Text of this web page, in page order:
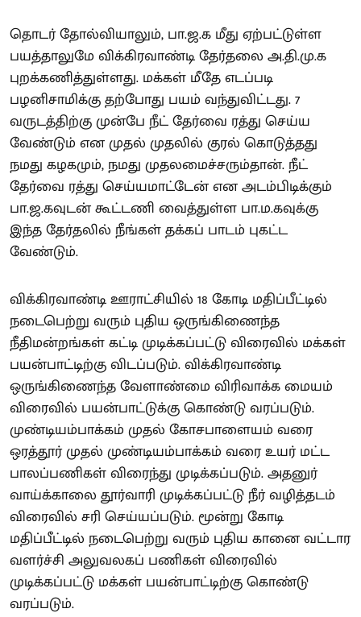
தொடர் தோல்வியாலும், பா.ஜ.க மீது ஏற்பட்டுள்ள
பயத்தாலுமே விக்கிரவாண்டி தேர்தலை அ.தி.மு.க
புறக்கணித்துள்ளது. மக்கள் மீதே எடப்படி
பழனிசாமிக்கு தற்போது பயம் வந்துவிட்டது. 7
வருடத்திற்கு முன்பே நீட் தேர்வை ரத்து செய்ய
வேண்டும் என முதல் முதலில் குரல் கொடுத்தது
நமது கழகமும், நமது முதலமைச்சரும்தான். நீட்
தேர்வை ரத்து செய்யமாட்டேன் என அடம்பிடிக்கும்
பா.ஜ.கவுடன் கூட்டணி வைத்துள்ள பா.ம.கவுக்கு
இந்த தேர்தலில் நீங்கள் தக்கப் பாடம் புகட்ட
வேண்டும்.
விக்கிரவாண்டி ஊராட்சியில் 18 கோடி மதிப்பீட்டில்
நடைபெற்று வரும் புதிய ஒருங்கிணைந்த
நீதிமன்றங்கள் கட்டி முடிக்கப்பட்டு விரைவில் மக்கள்
பயன்பாட்டிற்கு விடப்படும். விக்கிரவாண்டி
ஒருங்கிணைந்த வேளாண்மை விரிவாக்க மையம்
விரைவில் பயன்பாட்டுக்கு கொண்டு வரப்படும்.
முண்டியம்பாக்கம் முதல் கோசபாளையம் வரை
ஒரத்தூர் முதல் முண்டியம்பாக்கம் வரை உயர் மட்ட
பாலப்பணிகள் விரைந்து முடிக்கப்படும். அதனுர்
வாய்க்காலை தூர்வாரி முடிக்கப்பட்டு நீர் வழித்தடம்
விரைவில் சரி செய்யப்படும். மூன்று கோடி
மதிப்பீட்டில் நடைபெற்று வரும் புதிய கானை வட்டார
வளர்ச்சி அலுவலகப் பணிகள் விரைவில்
முடிக்கப்பட்டு மக்கள் பயன்பாட்டிற்கு கொண்டு
வரப்படும்.